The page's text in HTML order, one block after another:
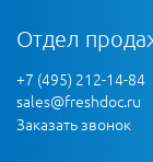
Отдел
+7 (495) 212-14-84
sales@freshdoc.ru
Заказать звонок